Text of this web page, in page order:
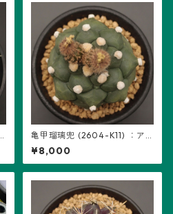
亀甲瑠璃兜 (2604-K11) ：ア
ストロフィツム属 ※実生
¥8,000